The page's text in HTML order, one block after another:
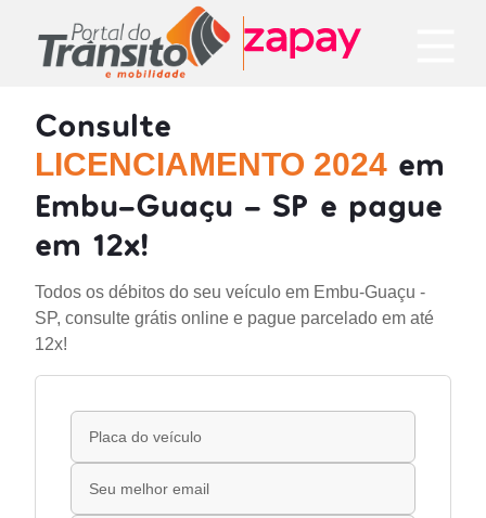
Consulte
LICENCIAMENTO 2024 em
Embu-Guaçu - SP e pague
em 12x!
Todos os débitos do seu veículo em Embu-Guaçu -
SP, consulte grátis online e pague parcelado em até
12x!